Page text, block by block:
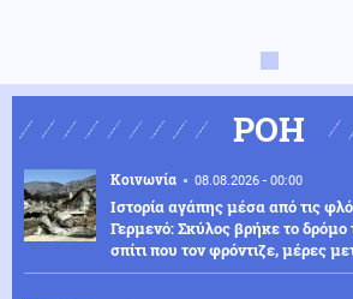
ΡΟΗ
Κοινωνία 08.08.2026 - 00:00
Ιστορία αγάπης μέσα από τις
Γερμενό: Σκύλος βρήκε το δρόμο
σπίτι που τον φρόντιζε, μέρες